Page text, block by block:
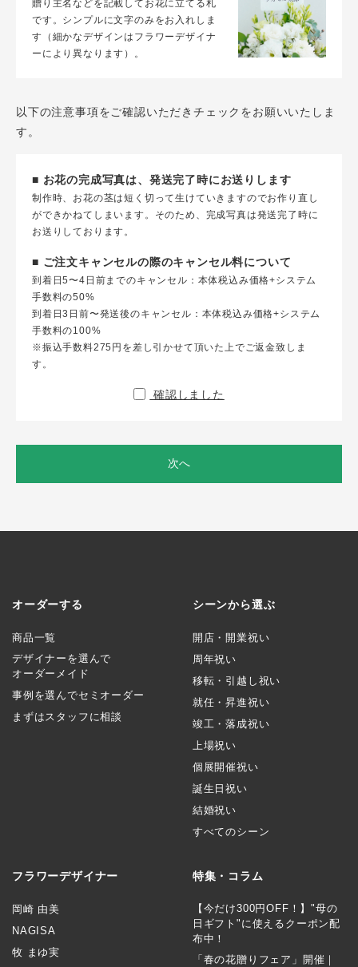
贈り主名などを記載してお花に立てる札
です。シンプルに文字のみをお入れしま
す（細かなデザインはフラワーデザイナ
ーにより異なります）。
以下の注意事項をご確認いただきチェックをお願いいたしま
す。
■ お花の完成写真は、発送完了時にお送りします
制作時、お花の茎は短く切って生けていきますのでお作り直し
ができかねてしまいます。そのため、完成写真は発送完了時に
お送りしております。
■ ご注文キャンセルの際のキャンセル料について
到着日5〜4日前までのキャンセル：本体税込み価格+システム
手数料の50%
到着日3日前〜発送後のキャンセル：本体税込み価格+システム
手数料の100%
※振込手数料275円を差し引かせて頂いた上でご返金致しま
す。
確認しました
次へ
オーダーする
商品一覧
デザイナーを選んで
オーダーメイド
事例を選んでセミオーダー
まずはスタッフに相談
シーンから選ぶ
開店・開業祝い
周年祝い
移転・引越し祝い
就任・昇進祝い
竣工・落成祝い
上場祝い
個展開催祝い
誕生日祝い
結婚祝い
すべてのシーン
フラワーデザイナー
岡崎 由美
NAGISA
牧 まゆ実
特集・コラム
【今だけ300円OFF！】"母の
日ギフト"に使えるクーポン配
布中！
「春の花贈りフェア」開催｜